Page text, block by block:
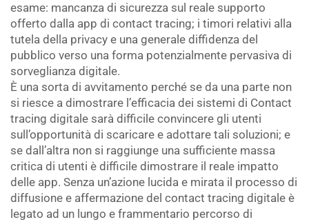
esame: mancanza di sicurezza sul reale supporto
offerto dalla app di contact tracing; i timori relativi alla
tutela della privacy e una generale diffidenza del
pubblico verso una forma potenzialmente pervasiva di
sorveglianza digitale.
È una sorta di avvitamento perché se da una parte non
si riesce a dimostrare l’efficacia dei sistemi di Contact
tracing digitale sarà difficile convincere gli utenti
sull’opportunità di scaricare e adottare tali soluzioni; e
se dall’altra non si raggiunge una sufficiente massa
critica di utenti è difficile dimostrare il reale impatto
delle app. Senza un’azione lucida e mirata il processo di
diffusione e affermazione del contact tracing digitale è
legato ad un lungo e frammentario percorso di